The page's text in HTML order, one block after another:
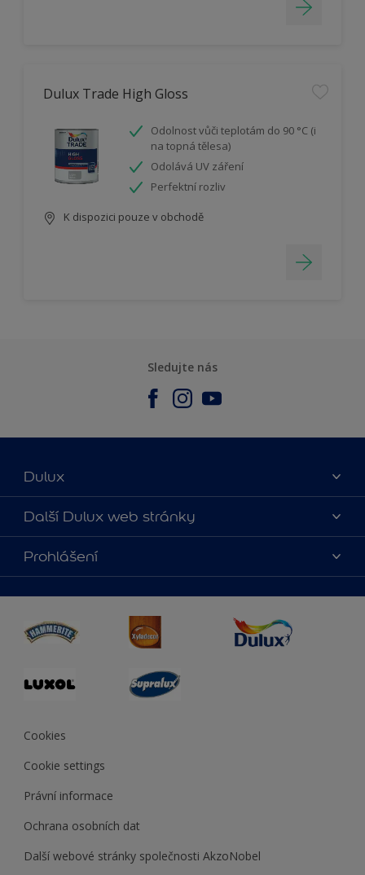
Dulux Trade High Gloss
Odolnost vůči teplotám do 90 °C (i
na topná tělesa)
Odolává UV záření
Perfektní rozliv
K dispozici pouze v obchodě
Sledujte nás
Dulux
O nás
Kontaktujte nás
Najít obchod
Další Dulux web stránky
duluxmalir.cz
duluxmaliar.sk
duluxprodejnabarev.cz
duluxpredajnafarieb.sk
Prohlášení
Cookies
Cookie settings
Právní informace
Ochrana osobních dat
Další webové stránky společnosti AkzoNobel